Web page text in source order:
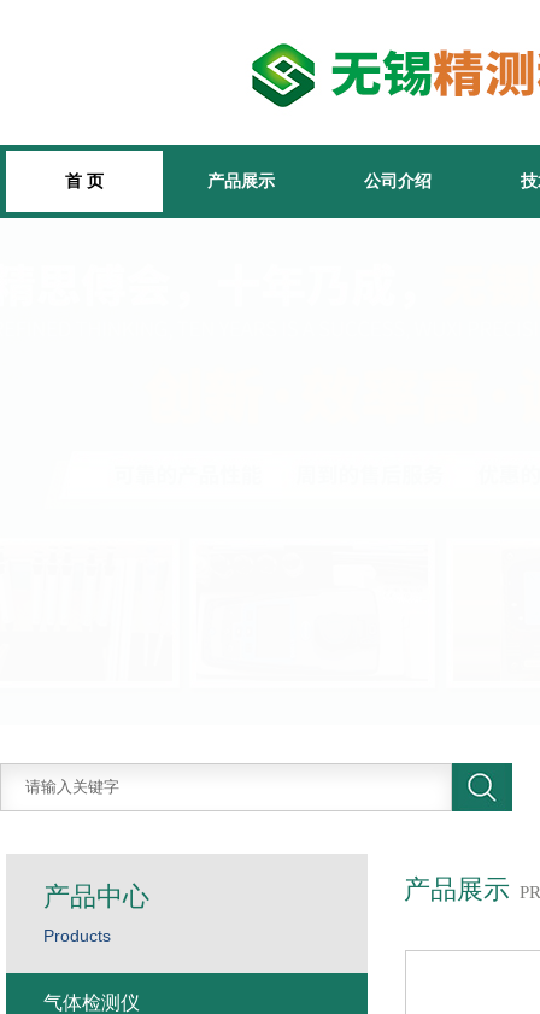
首 页 产品展示 公司介绍
产品展示
产品中心
Products
气体检测仪